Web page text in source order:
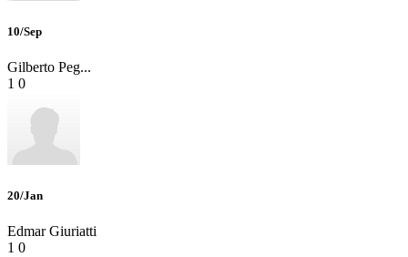
10/Sep
Gilberto Peg...
1 0
20/Jan
Edmar Giuriatti
1 0